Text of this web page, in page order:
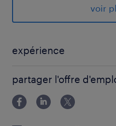
encadrements et des
• Jointure et
• Correction éventuelle
Profil requis :
• expérience exigée
voir
expérience
partager l'offre